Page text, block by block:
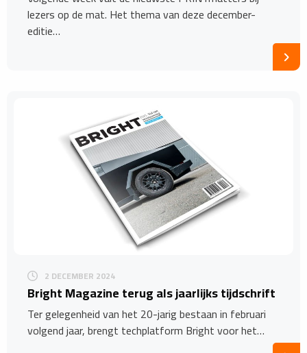
lezers op de mat. Het thema van deze december-
editie…
2 DECEMBER 2024
Bright Magazine terug als jaarlijks tijdschrift
Ter gelegenheid van het 20-jarig bestaan in februari
volgend jaar, brengt techplatform Bright voor het…